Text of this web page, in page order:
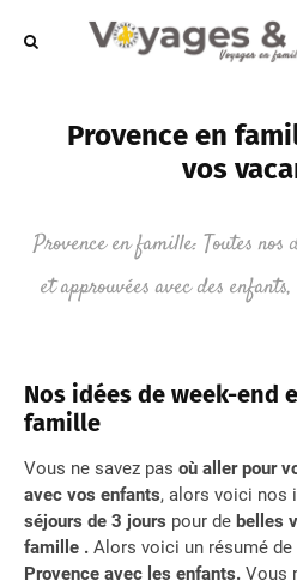
Provence en
vos
Provence en famille: Toutes nos
et approuvées avec des
Nos idées de week-end
famille
Vous ne savez pas où aller pour
avec vos enfants, alors voici nos
séjours de 3 jours pour de belles
famille . Alors voici un résumé
Provence avec les enfants. Vous